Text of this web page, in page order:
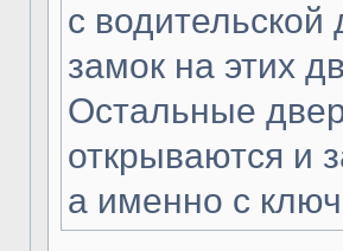
с
замок на этих
Остальные
открываются и
а именно с